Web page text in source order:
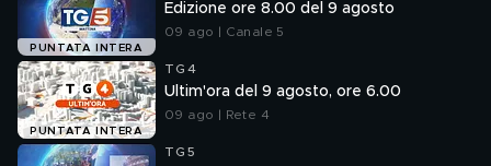
PUNTATA INTERA
Edizione ore 8.00 del 9 agosto
09 ago | Canale 5
PUNTATA INTERA
TG4
Ultim'ora del 9 agosto, ore 6.00
09 ago | Rete 4
TG5